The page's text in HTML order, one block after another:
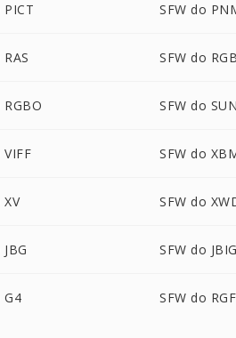
PICT SFW do
SFW do
SFW do
VIFF SFW do
SFW do
SFW do
G4 SFW do RGF